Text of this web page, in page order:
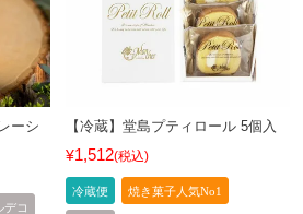
ーシ
デコ
【冷蔵】堂島プティロール 5個入
¥1,512 税込
冷蔵便 焼き菓子人気No1